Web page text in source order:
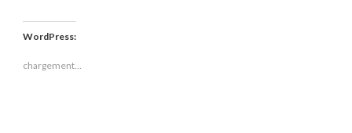
WordPress:
chargement…